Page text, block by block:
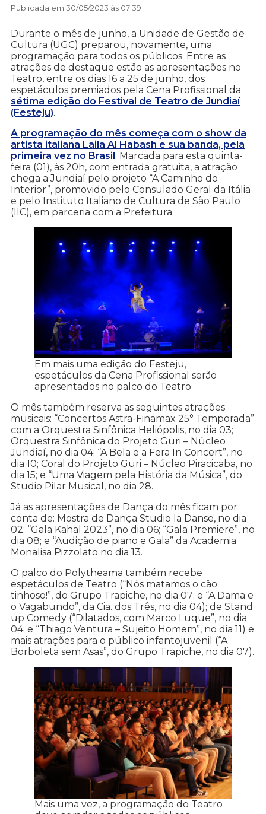
Publicada em 30/05/2023 às 07:39
Durante o mês de junho, a Unidade de Gestão de
Cultura (UGC) preparou, novamente, uma
programação para todos os públicos. Entre as
atrações de destaque estão as apresentações no
Teatro, entre os dias 16 a 25 de junho, dos
espetáculos premiados pela Cena Profissional da
sétima edição do Festival de Teatro de Jundiaí
(Festeju).
A programação do mês começa com o show da
artista italiana Laila Al Habash e sua banda, pela
primeira vez no Brasil. Marcada para esta quinta-
feira (01), às 20h, com entrada gratuita, a atração
chega a Jundiaí pelo projeto “A Caminho do
Interior”, promovido pelo Consulado Geral da Itália
e pelo Instituto Italiano de Cultura de São Paulo
(IIC), em parceria com a Prefeitura.
Em mais uma edição do Festeju,
espetáculos da Cena Profissional serão
apresentados no palco do Teatro
O mês também reserva as seguintes atrações
musicais: “Concertos Astra-Finamax 25° Temporada”
com a Orquestra Sinfônica Heliópolis, no dia 03;
Orquestra Sinfônica do Projeto Guri – Núcleo
Jundiaí, no dia 04; “A Bela e a Fera In Concert”, no
dia 10; Coral do Projeto Guri – Núcleo Piracicaba, no
dia 15; e “Uma Viagem pela História da Música”, do
Studio Pilar Musical, no dia 28.
Já as apresentações de Dança do mês ficam por
conta de: Mostra de Dança Studio la Danse, no dia
02; “Gala Kahal 2023”, no dia 06; “Gala Premiere”, no
dia 08; e “Audição de piano e Gala” da Academia
Monalisa Pizzolato no dia 13.
O palco do Polytheama também recebe
espetáculos de Teatro (“Nós matamos o cão
tinhoso!”, do Grupo Trapiche, no dia 07; e “A Dama e
o Vagabundo”, da Cia. dos Três, no dia 04); de Stand
up Comedy (“Dilatados, com Marco Luque”, no dia
04; e “Thiago Ventura – Sujeito Homem”, no dia 11) e
mais atrações para o público infantojuvenil (“A
Borboleta sem Asas”, do Grupo Trapiche, no dia 07).
Mais uma vez, a programação do Teatro